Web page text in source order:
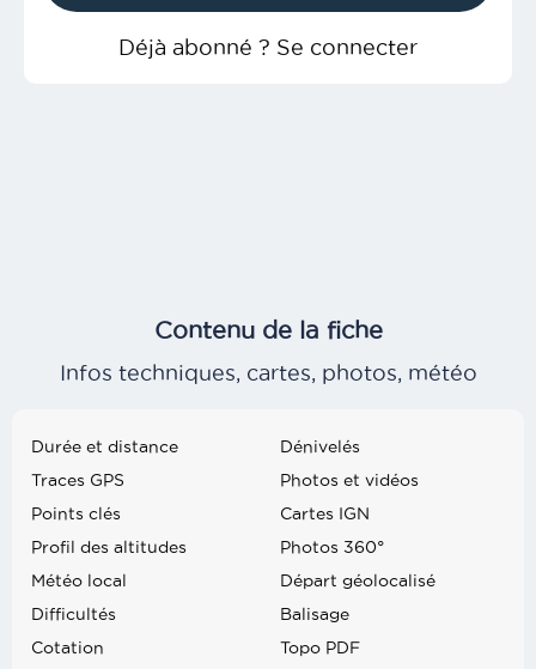
Déjà abonné ? Se connecter
Contenu de la fiche
Infos techniques, cartes, photos, météo
Durée et distance
Traces GPS
Points clés
Profil des altitudes
Météo local
Difficultés
Cotation
Dénivelés
Photos et vidéos
Cartes IGN
Photos 360°
Départ géolocalisé
Balisage
Topo PDF